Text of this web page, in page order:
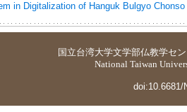
in Digitalization of Hanguk Bulgyo Chonso
国立台湾大学文学部仏教学セ
National Taiwan
doi:10.6681/